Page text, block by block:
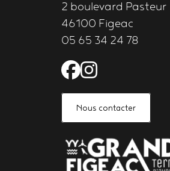
2 boulevard Pasteur
46100 Figeac
05 65 34 24 78
Facebook
Nous contacter